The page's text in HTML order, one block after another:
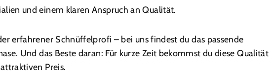
und einem klaren Anspruch an Qualität.
erfahrener Schnüffelprofi – bei uns findest du das passende
Und das Beste daran: Für kurze Zeit bekommst du diese Qualität
Preis.